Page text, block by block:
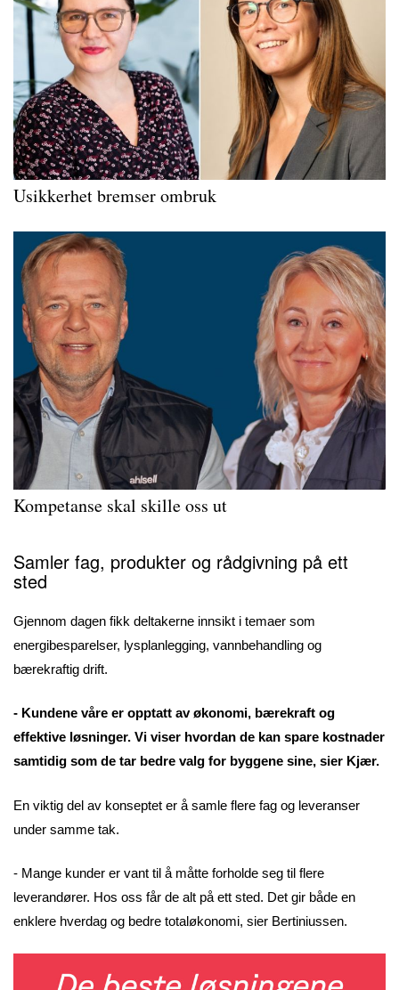
Usikkerhet bremser ombruk
Kompetanse skal skille oss ut
Samler fag, produkter og rådgivning på ett
sted
Gjennom dagen fikk deltakerne innsikt i temaer som
energibesparelser, lysplanlegging, vannbehandling og
bærekraftig drift.
- Kundene våre er opptatt av økonomi, bærekraft og
effektive løsninger. Vi viser hvordan de kan spare kostnader
samtidig som de tar bedre valg for byggene sine, sier Kjær.
En viktig del av konseptet er å samle flere fag og leveranser
under samme tak.
- Mange kunder er vant til å måtte forholde seg til flere
leverandører. Hos oss får de alt på ett sted. Det gir både en
enklere hverdag og bedre totaløkonomi, sier Bertiniussen.